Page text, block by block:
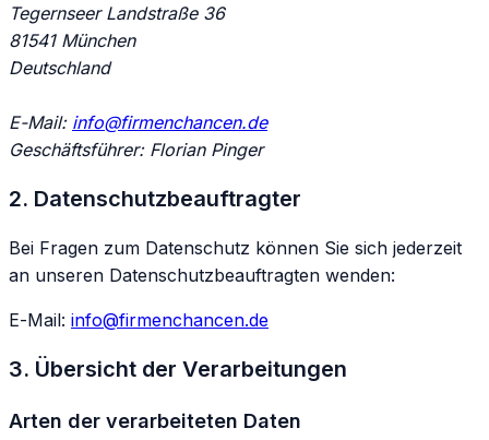
Tegernseer Landstraße 36
81541 München
Deutschland
E-Mail: info@firmenchancen.de
Geschäftsführer: Florian Pinger
2. Datenschutzbeauftragter
Bei Fragen zum Datenschutz können Sie sich jederzeit
an unseren Datenschutzbeauftragten wenden:
E-Mail: info@firmenchancen.de
3. Übersicht der Verarbeitungen
Arten der verarbeiteten Daten